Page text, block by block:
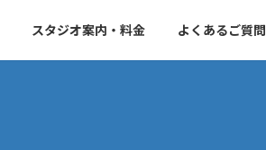
スタジオ案内・料金 よくあるご質問